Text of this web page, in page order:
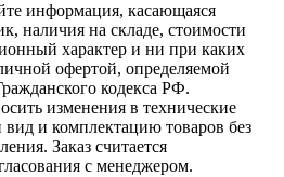
информация, касающаяся
наличия на складе, стоимости
характер и ни при каких
офертой, определяемой
кодекса РФ.
изменения в технические
и комплектацию товаров без
Заказ считается
с менеджером.